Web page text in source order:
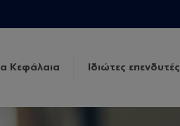
Κεφάλαια Ιδιώτες επενδυτές